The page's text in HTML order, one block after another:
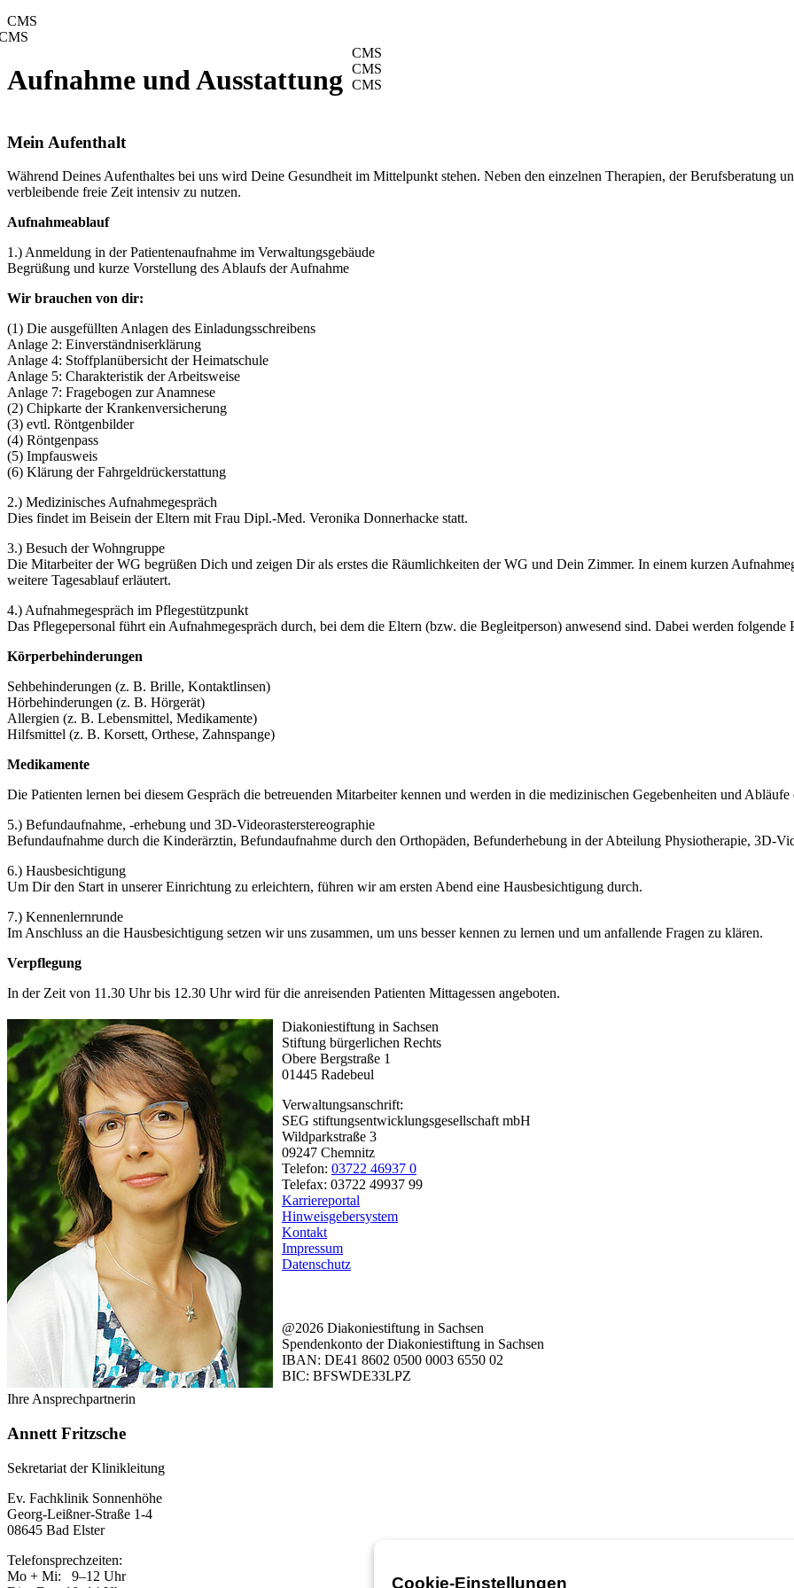
CMS
Aufnahme und Ausstattung
CMS
Mein Aufenthalt
Während Deines Aufenthaltes bei uns wird Deine Gesundheit im Mittelpunkt stehen. Neben den einzelnen Therapien, der Berufsberatung
verbleibende freie Zeit intensiv zu nutzen.
Aufnahmeablauf
1.) Anmeldung in der Patientenaufnahme im Verwaltungsgebäude
Begrüßung und kurze Vorstellung des Ablaufs der Aufnahme
Wir brauchen von dir:
(1) Die ausgefüllten Anlagen des Einladungsschreibens
Anlage 2: Einverständniserklärung
Anlage 4: Stoffplanübersicht der Heimatschule
Anlage 5: Charakteristik der Arbeitsweise
Anlage 7: Fragebogen zur Anamnese
(2) Chipkarte der Krankenversicherung
(3) evtl. Röntgenbilder
(4) Röntgenpass
(5) Impfausweis
(6) Klärung der Fahrgeldrückerstattung
2.) Medizinisches Aufnahmegespräch
Dies findet im Beisein der Eltern mit Frau Dipl.-Med. Veronika Donnerhacke statt.
3.) Besuch der Wohngruppe
Die Mitarbeiter der WG begrüßen Dich und zeigen Dir als erstes die Räumlichkeiten der WG und Dein Zimmer. In einem kurzen
weitere Tagesablauf erläutert.
4.) Aufnahmegespräch im Pflegestützpunkt
Das Pflegepersonal führt ein Aufnahmegespräch durch, bei dem die Eltern (bzw. die Begleitperson) anwesend sind. Dabei werden folgende
Körperbehinderungen
Sehbehinderungen (z. B. Brille, Kontaktlinsen)
Hörbehinderungen (z. B. Hörgerät)
Allergien (z. B. Lebensmittel, Medikamente)
Hilfsmittel (z. B. Korsett, Orthese, Zahnspange)
Medikamente
Die Patienten lernen bei diesem Gespräch die betreuenden Mitarbeiter kennen und werden in die medizinischen Gegebenheiten und Abläufe
5.) Befundaufnahme, -erhebung und 3D-Videorasterstereographie
Befundaufnahme durch die Kinderärztin, Befundaufnahme durch den Orthopäden, Befunderhebung in der Abteilung Physiotherapie, 3D-
6.) Hausbesichtigung
Um Dir den Start in unserer Einrichtung zu erleichtern, führen wir am ersten Abend eine Hausbesichtigung durch.
7.) Kennenlernrunde
Im Anschluss an die Hausbesichtigung setzen wir uns zusammen, um uns besser kennen zu lernen und um anfallende Fragen zu klären.
Verpflegung
In der Zeit von 11.30 Uhr bis 12.30 Uhr wird für die anreisenden Patienten Mittagessen angeboten.
CMS
Ihre Ansprechpartnerin
Annett Fritzsche
Sekretariat der Klinikleitung
Ev. Fachklinik Sonnenhöhe
Georg-Leißner-Straße 1-4
08645 Bad Elster
Telefonsprechzeiten:
Mo + Mi: 9–12 Uhr
CMS
Diakoniestiftung in Sachsen
Stiftung bürgerlichen Rechts
Obere Bergstraße 1
01445 Radebeul
Verwaltungsanschrift:
SEG stiftungsentwicklungsgesellschaft mbH
Wildparkstraße 3
09247 Chemnitz
Telefon: 03722 46937 0
Telefax: 03722 49937 99
Karriereportal
Hinweisgebersystem
Kontakt
Impressum
Datenschutz
@2026 Diakoniestiftung in Sachsen
Spendenkonto der Diakoniestiftung in Sachsen
IBAN: DE41 8602 0500 0003 6550 02
BIC: BFSWDE33LPZ
Cookie-Einstellungen